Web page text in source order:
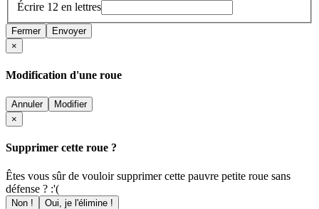
Écrire 12 en lettres
Fermer
Envoyer
×
Modification d'une roue
Annuler
Modifier
×
Supprimer cette roue ?
Êtes vous sûr de vouloir supprimer cette pauvre petite roue sans
défense ? :'(
Non ! Oui, je l'élimine !